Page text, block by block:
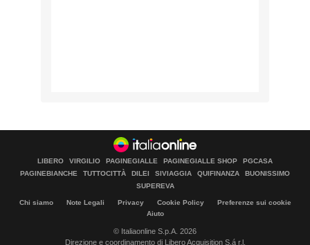
LIBERO VIRGILIO PAGINEGIALLE PAGINEGIALLE SHOP
PGCASA
PAGINEBIANCHE
TUTTOCITTÀ DILEI SIVIAGGIA QUIFINANZA
BUONISSIMO
SUPEREVA
Chi siamo Note Legali Privacy Cookie Policy
Preferenze sui cookie
Aiuto
© Italiaonline S.p.A. 2026
Direzione e coordinamento di Libero Acquisition S.á r.l.